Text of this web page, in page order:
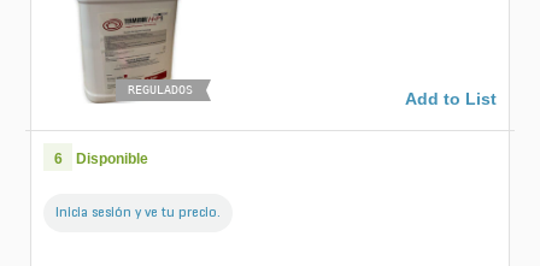
REGULADOS Add to List
6 Disponible
Inicia sesión y ve tu precio.